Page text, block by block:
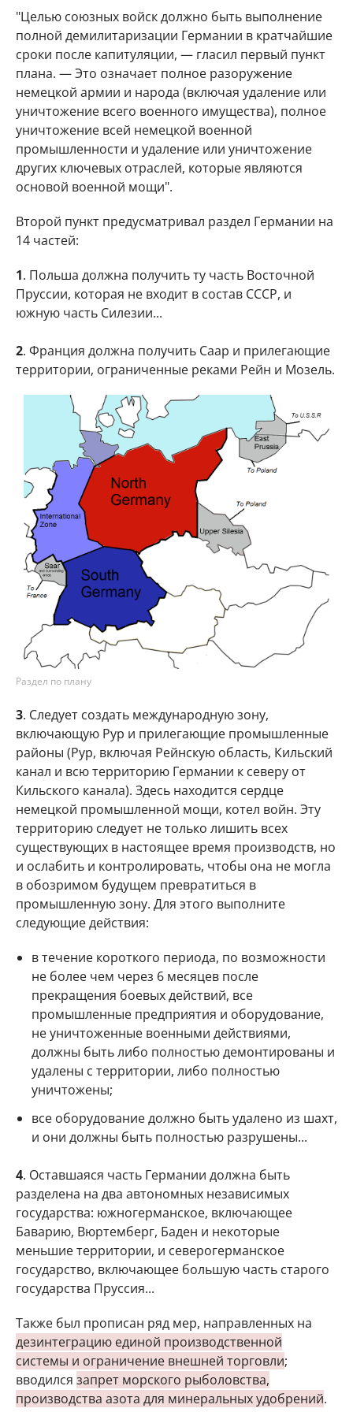
"Целью союзных войск должно быть выполнение
полной демилитаризации Германии в кратчайшие
сроки после капитуляции, — гласил первый пункт
плана. — Это означает полное разоружение
немецкой армии и народа (включая удаление или
уничтожение всего военного имущества), полное
уничтожение всей немецкой военной
промышленности и удаление или уничтожение
других ключевых отраслей, которые являются
основой военной мощи".
Второй пункт предусматривал раздел Германии на
14 частей:
1. Польша должна получить ту часть Восточной
Пруссии, которая не входит в состав СССР, и
южную часть Силезии...
2. Франция должна получить Саар и прилегающие
территории, ограниченные реками Рейн и Мозель.
Раздел по плану
3. Следует создать международную зону,
включающую Рур и прилегающие промышленные
районы (Рур, включая Рейнскую область, Кильский
канал и всю территорию Германии к северу от
Кильского канала). Здесь находится сердце
немецкой промышленной мощи, котел войн. Эту
территорию следует не только лишить всех
существующих в настоящее время производств, но
и ослабить и контролировать, чтобы она не могла
в обозримом будущем превратиться в
промышленную зону. Для этого выполните
следующие действия:
в течение короткого периода, по возможности
не более чем через 6 месяцев после
прекращения боевых действий, все
промышленные предприятия и оборудование,
не уничтоженные военными действиями,
должны быть либо полностью демонтированы и
удалены с территории, либо полностью
уничтожены;
все оборудование должно быть удалено из шахт,
и они должны быть полностью разрушены...
4. Оставшаяся часть Германии должна быть
разделена на два автономных независимых
государства: южногерманское, включающее
Баварию, Вюртемберг, Баден и некоторые
меньшие территории, и северогерманское
государство, включающее большую часть старого
государства Пруссия...
Также был прописан ряд мер, направленных на
дезинтеграцию единой производственной
системы и ограничение внешней торговли;
вводился запрет морского рыболовства,
производства азота для минеральных удобрений.